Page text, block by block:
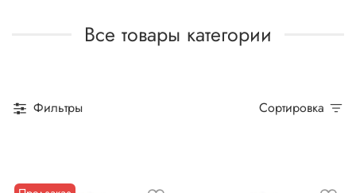
Все товары категории
Фильтры Сортировка